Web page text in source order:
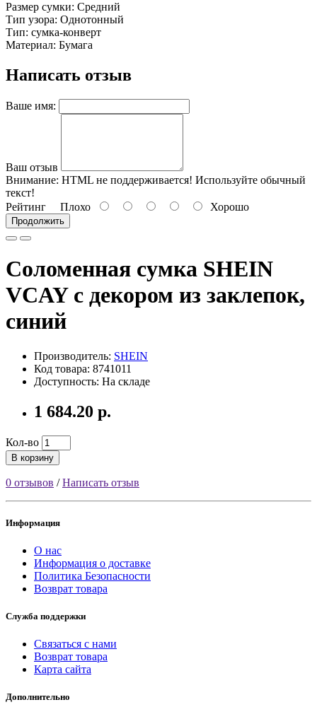
Размер сумки: Средний
Тип узора: Однотонный
Тип: сумка-конверт
Материал: Бумага
Написать отзыв
Ваше имя:
Ваш отзыв
Внимание: HTML не поддерживается! Используйте обычный
текст!
Рейтинг Плохо Хорошо
Продолжить
Соломенная сумка SHEIN
VCAY с декором из заклепок,
синий
Производитель: SHEIN
Код товара: 8741011
Доступность: На складе
1 684.20 р.
Кол-во
В корзину
0 отзывов /Написать отзыв
Информация
О нас
Информация о доставке
Политика Безопасности
Возврат товара
Служба поддержки
Связаться с нами
Возврат товара
Карта сайта
Дополнительно